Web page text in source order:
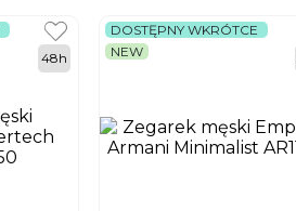
48h
DOSTĘPNY WKRÓTCE
NEW